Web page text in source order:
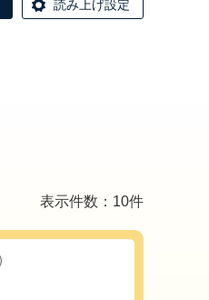
読み上げ設定
表示件数：10件